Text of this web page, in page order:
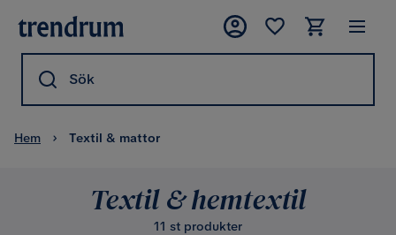
Sök
Hem Textil & mattor
Textil & hemtextil
11 st produkter